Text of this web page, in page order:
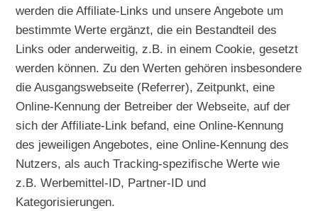
werden die Affiliate-Links und unsere Angebote um
bestimmte Werte ergänzt, die ein Bestandteil des
Links oder anderweitig, z.B. in einem Cookie, gesetzt
werden können. Zu den Werten gehören insbesondere
die Ausgangswebseite (Referrer), Zeitpunkt, eine
Online-Kennung der Betreiber der Webseite, auf der
sich der Affiliate-Link befand, eine Online-Kennung
des jeweiligen Angebotes, eine Online-Kennung des
Nutzers, als auch Tracking-spezifische Werte wie
z.B. Werbemittel-ID, Partner-ID und
Kategorisierungen.